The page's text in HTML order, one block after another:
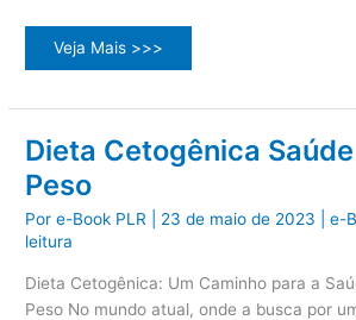
O
que
para
digitais?
Veja Mais >>>
Dieta Cetogênica
Peso
Pore-Book PLR 23 de maio de 2023 |e-
leitura
Dieta Cetogênica: Um Caminho para a
Peso No mundo atual, onde a busca por